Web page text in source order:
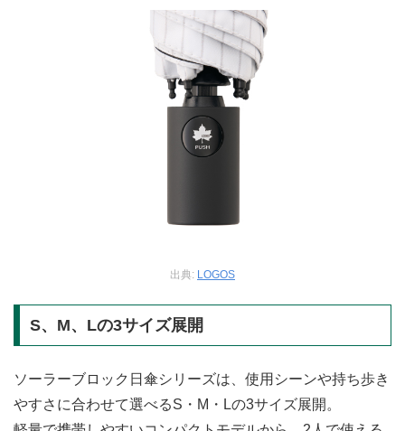
出典: LOGOS
S、M、Lの3サイズ展開
ソーラーブロック日傘シリーズは、使用シーンや持ち歩き
やすさに合わせて選べるS・M・Lの3サイズ展開。